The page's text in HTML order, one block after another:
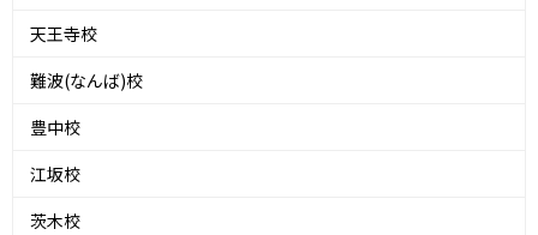
天王寺校
難波(なんば)校
豊中校
江坂校
茨木校